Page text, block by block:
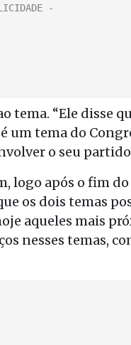
tema. “Ele disse
um tema do
o seu
logo após o fim
os dois temas
aqueles mais
nesses temas,